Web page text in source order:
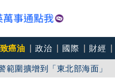
致癌油 政治 國際 財經
agnès b.推Humanitarian系列 「give love」
圍擴增到「東北部海面」